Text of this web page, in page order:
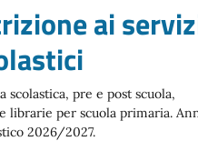
ai
scolastica, pre e post scuola,
librarie per scuola primaria.
2026/2027.